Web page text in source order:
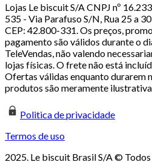
Lojas Le biscuit S/A CNPJ nº
535 - Via Parafuso S/N, Rua 25 a
CEP: 42.800-331. Os preços,
pagamento são válidos durante o
TeleVendas, não valendo
lojas físicas. O frete não está
Ofertas válidas enquanto durarem
produtos são meramente
Politica de privacidade
Termos de uso
2025. Le biscuit Brasil S/A ©